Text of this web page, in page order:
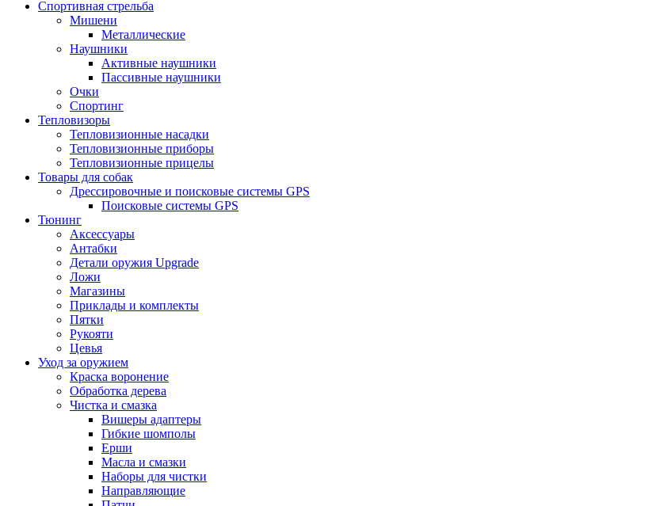
Спортивная стрельба
Мишени
Металлические
Наушники
Активные наушники
Пассивные наушники
Очки
Спортинг
Тепловизоры
Тепловизионные насадки
Тепловизионные приборы
Тепловизионные прицелы
Товары для собак
Дрессировочные и поисковые системы GPS
Поисковые системы GPS
Тюнинг
Аксессуары
Антабки
Детали оружия Upgrade
Ложи
Магазины
Приклады и комплекты
Пятки
Рукояти
Цевья
Уход за оружием
Краска воронение
Обработка дерева
Чистка и смазка
Вишеры адаптеры
Гибкие шомполы
Ерши
Масла и смазки
Наборы для чистки
Направляющие